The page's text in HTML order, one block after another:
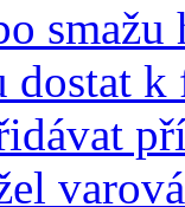
smažu
dostat k